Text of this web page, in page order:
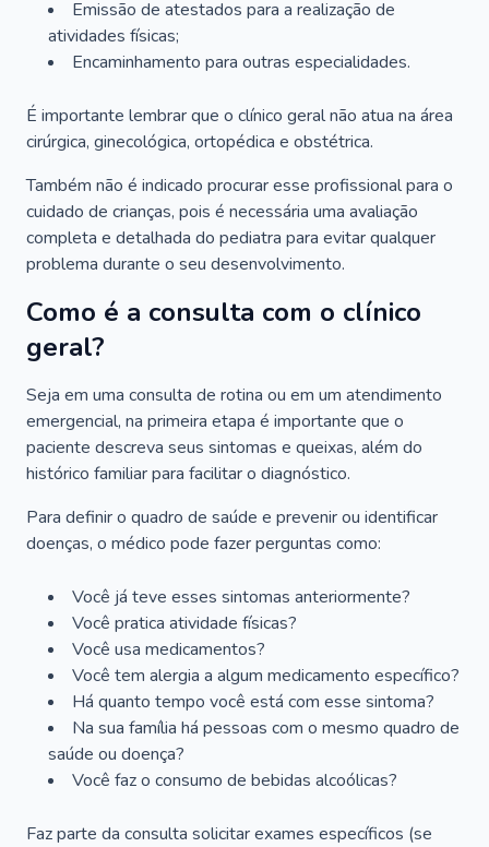
Emissão de atestados para a realização de
atividades físicas;
Encaminhamento para outras especialidades.
É importante lembrar que o clínico geral não atua na área
cirúrgica, ginecológica, ortopédica e obstétrica.
Também não é indicado procurar esse profissional para o
cuidado de crianças, pois é necessária uma avaliação
completa e detalhada do pediatra para evitar qualquer
problema durante o seu desenvolvimento.
Como é a consulta com o clínico
geral?
Seja em uma consulta de rotina ou em um atendimento
emergencial, na primeira etapa é importante que o
paciente descreva seus sintomas e queixas, além do
histórico familiar para facilitar o diagnóstico.
Para definir o quadro de saúde e prevenir ou identificar
doenças, o médico pode fazer perguntas como:
Você já teve esses sintomas anteriormente?
Você pratica atividade físicas?
Você usa medicamentos?
Você tem alergia a algum medicamento específico?
Há quanto tempo você está com esse sintoma?
Na sua família há pessoas com o mesmo quadro de
saúde ou doença?
Você faz o consumo de bebidas alcoólicas?
Faz parte da consulta solicitar exames específicos (se